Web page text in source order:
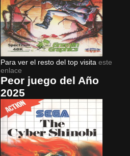
Para ver el resto del top visita este
enlace
Peor juego del Año
2025